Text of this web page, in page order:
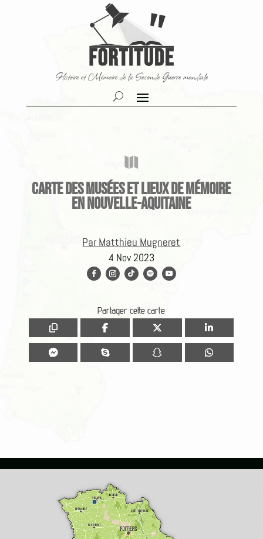
Histoire et Mémoire de la Seconde Guerre mondiale

Carte des musées et lieux de mémoire
en Nouvelle-Aquitaine
Par Matthieu Mugneret
4 Nov 2023
Partager cette carte